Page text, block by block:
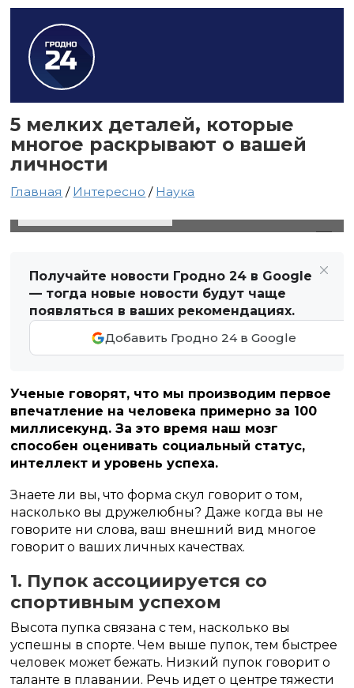
5 мелких деталей, которые
многое раскрывают о вашей
личности
Главная / Интересно / Наука
Получайте новости Гродно 24 в Google
— тогда новые новости будут чаще
появляться в ваших рекомендациях.
Добавить Гродно 24 в Google
Ученые говорят, что мы производим первое
впечатление на человека примерно за 100
миллисекунд. За это время наш мозг
способен оценивать социальный статус,
интеллект и уровень успеха.
Знаете ли вы, что форма скул говорит о том,
насколько вы дружелюбны? Даже когда вы не
говорите ни слова, ваш внешний вид многое
говорит о ваших личных качествах.
1. Пупок ассоциируется со
спортивным успехом
Высота пупка связана с тем, насколько вы
успешны в спорте. Чем выше пупок, тем быстрее
человек может бежать. Низкий пупок говорит о
таланте в плавании. Речь идет о центре тяжести